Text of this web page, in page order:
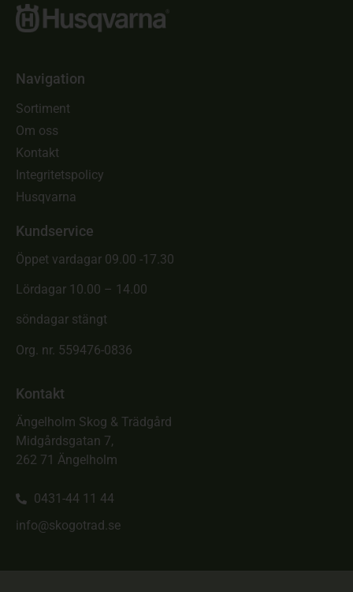
Navigation
Sortiment
Om oss
Kontakt
Integritetspolicy
Husqvarna
Kundservice
Öppet vardagar 09.00 -17.30
Lördagar 10.00 – 14.00
söndagar stängt
Org. nr. 559476-0836
Kontakt
Ängelholm Skog & Trädgård
Midgårdsgatan 7,
262 71 Ängelholm
0431-44 11 44
info@skogotrad.se